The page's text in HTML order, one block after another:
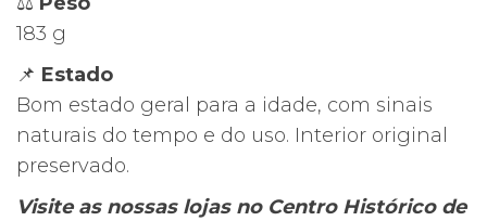
183 g
📌 Estado
Bom estado geral para a idade, com sinais
naturais do tempo e do uso. Interior original
preservado.
Visite as nossas lojas no Centro Histórico de